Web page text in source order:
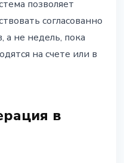
позволяет
согласованно
а не недель, пока
на счете или в
в